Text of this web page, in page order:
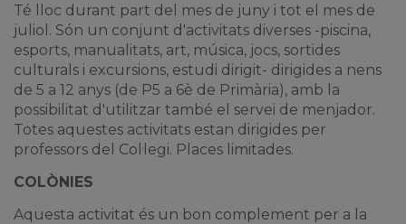
Té lloc durant part del mes de juny i tot el mes de
juliol. Són un conjunt d'activitats diverses -piscina,
esports, manualitats, art, música, jocs, sortides
culturals i excursions, estudi dirigit- dirigides a nens
de 5 a 12 anys (de P5 a 6è de Primària), amb la
possibilitat d'utilitzar també el servei de menjador.
Totes aquestes activitats estan dirigides per
professors del Col·legi. Places limitades.
COLÒNIES
Aquesta activitat és un bon complement per a la